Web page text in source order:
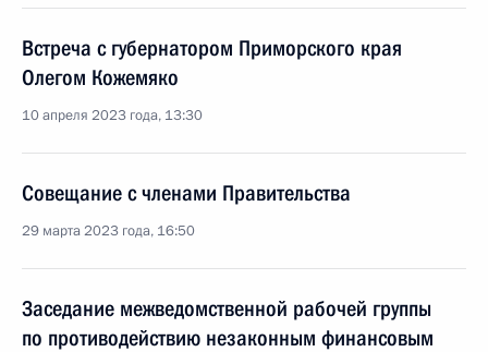
Встреча с губернатором Приморского края
Олегом Кожемяко
10 апреля 2023 года, 13:30
Совещание с членами Правительства
29 марта 2023 года, 16:50
Заседание межведомственной рабочей группы
по противодействию незаконным финансовым